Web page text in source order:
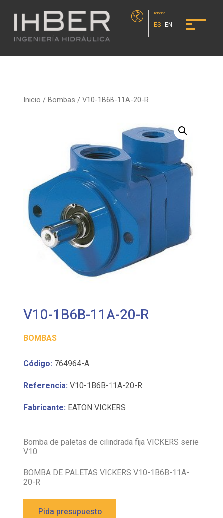
Idioma
ES EN
Inicio /Bombas / V10-1B6B-11A-20-R
V10-1B6B-11A-20-R
BOMBAS
Código: 764964-A
Referencia: V10-1B6B-11A-20-R
Fabricante: EATON VICKERS
Bomba de paletas de cilindrada fija VICKERS serie
V10
BOMBA DE PALETAS VICKERS V10-1B6B-11A-
20-R
Pida presupuesto